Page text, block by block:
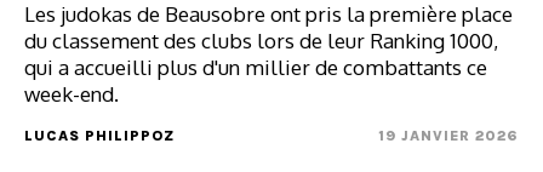
Les judokas de Beausobre ont pris la première place
du classement des clubs lors de leur Ranking 1000,
qui a accueilli plus d'un millier de combattants ce
week-end.
LUCAS PHILIPPOZ 19 JANVIER 2026